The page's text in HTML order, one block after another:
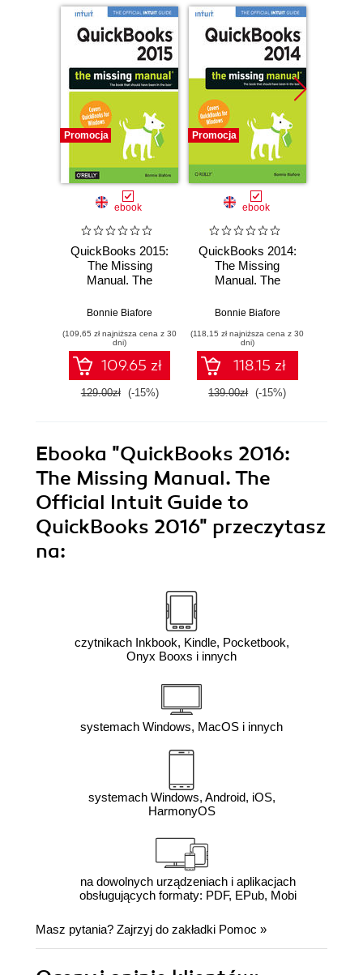
Promocja
ebook
QuickBooks 2015:
The Missing
Manual. The
to QuickBooks
Bonnie Biafore
(109,65 zł najniższa cena z 30
dni)
109.65 zł
129.00zł (-15%)
Promocja
ebook
QuickBooks 2014:
The Missing
Manual. The
to QuickBooks
Bonnie Biafore
(118,15 zł najniższa cena z 30
dni)
118.15 zł
139.00zł (-15%)
Ebooka "QuickBooks 2016:
The Missing Manual. The
Official Intuit Guide to
QuickBooks 2016" przeczytasz
na:
czytnikach Inkbook, Kindle, Pocketbook,
Onyx Booxs i innych
systemach Windows, MacOS i innych
systemach Windows, Android, iOS,
HarmonyOS
na dowolnych urządzeniach i aplikacjach
obsługujących formaty: PDF, EPub, Mobi
Masz pytania? Zajrzyj do zakładki Pomoc »